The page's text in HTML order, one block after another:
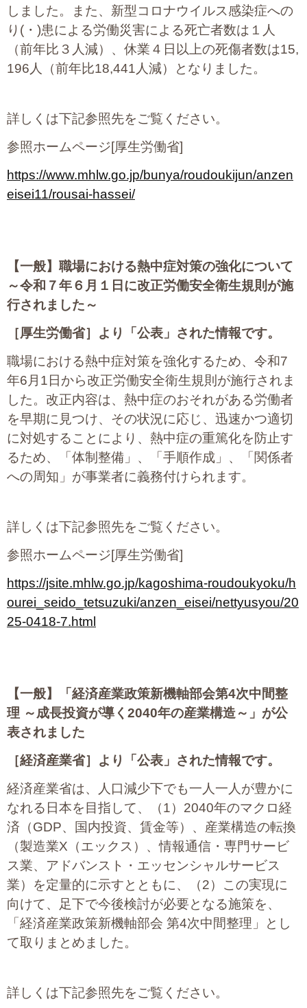
しました。また、新型コロナウイルス感染症への
り(・)患による労働災害による死亡者数は１人
（前年比３人減）、休業４日以上の死傷者数は15,
196人（前年比18,441人減）となりました。
詳しくは下記参照先をご覧ください。
参照ホームページ[厚生労働省]
https://www.mhlw.go.jp/bunya/roudoukijun/anzen
eisei11/rousai-hassei/
【一般】 職場における熱中症対策の強化について
～令和７年６月１日に改正労働安全衛生規則が施
行されました～
［厚生労働省］より「公表」された情報です。
職場における熱中症対策を強化するため、令和7
年6月1日から改正労働安全衛生規則が施行されま
した。改正内容は、熱中症のおそれがある労働者
を早期に見つけ、その状況に応じ、迅速かつ適切
に対処することにより、熱中症の重篤化を防止す
るため、「体制整備」、「手順作成」、「関係者
への周知」が事業者に義務付けられます。
詳しくは下記参照先をご覧ください。
参照ホームページ[厚生労働省]
https://jsite.mhlw.go.jp/kagoshima-roudoukyoku/h
ourei_seido_tetsuzuki/anzen_eisei/nettyusyou/20
25-0418-7.html
【一般】
「経済産業政策新機軸部会第4次中間整
理 ～成長投資が導く2040年の産業構造～」が公
表されました
［経済産業省］より「公表」された情報です。
経済産業省は、人口減少下でも一人一人が豊かに
なれる日本を目指して、（1）2040年のマクロ経
済（GDP、国内投資、賃金等）、産業構造の転換
（製造業X（エックス）、情報通信・専門サービ
ス業、アドバンスト・エッセンシャルサービス
業）を定量的に示すとともに、（2）この実現に
向けて、足下で今後検討が必要となる施策を、
「経済産業政策新機軸部会 第4次中間整理」とし
て取りまとめました。
詳しくは下記参照先をご覧ください。
06-6889-6018
営業時間: 9：00～18：009：00～18：00